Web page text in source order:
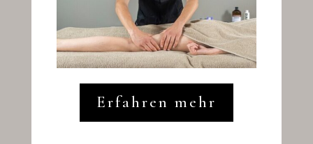
Erfahren mehr